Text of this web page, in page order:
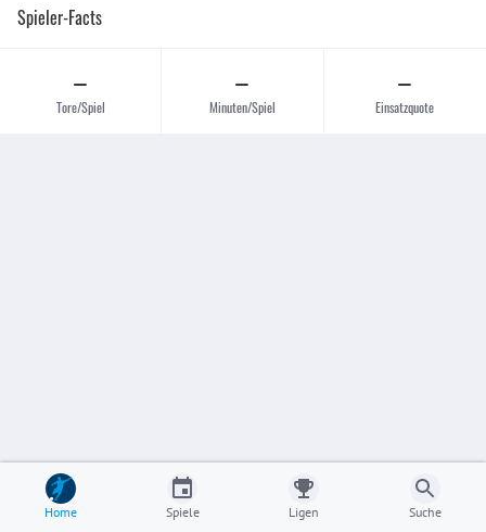
Spieler-Facts
–
Tore/Spiel
–
Minuten/Spiel
–
Einsatzquote
Home Spiele Ligen Suche